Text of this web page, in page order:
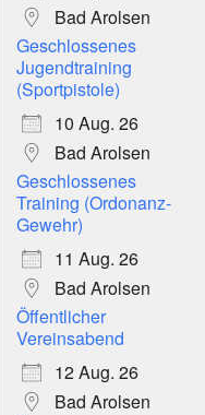
Bad Arolsen
Geschlossenes
Jugendtraining
(Sportpistole)
10 Aug. 26
Bad Arolsen
Geschlossenes
Training (Ordonanz-
Gewehr)
11 Aug. 26
Bad Arolsen
Öffentlicher
Vereinsabend
12 Aug. 26
Bad Arolsen